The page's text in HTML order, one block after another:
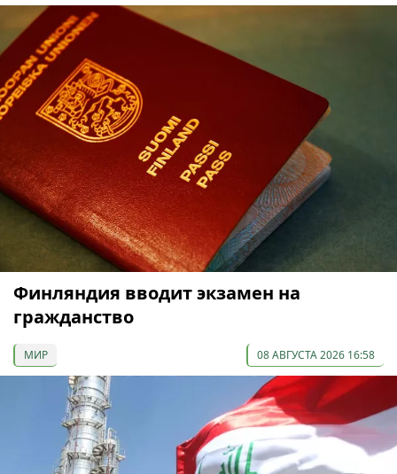
Финляндия вводит экзамен на
гражданство
МИР 08 АВГУСТА 2026 16:58